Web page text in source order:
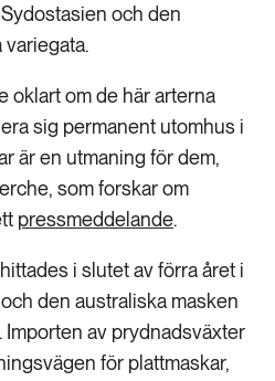
och den
oklart om de här arterna
sig permanent utomhus i
är en utmaning för dem,
som forskar om
pressmeddelande.
i slutet av förra året i
den australiska masken
Importen av prydnadsväxter
för plattmaskar,